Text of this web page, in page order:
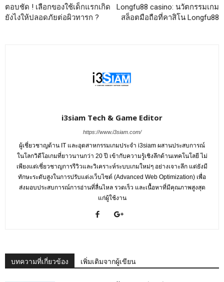
ตอบชัด ! เลือกของใช้เด็กแรกเกิด
ยังไงให้ปลอดภัยต่อผิวทารก ?
Longfu88 casino: นวัตกรรมเกม
สล็อตมือถือที่คาสิโน Longfu88
i3siam Tech & Game Editor
https://www.i3siam.com/
ผู้เชี่ยวชาญด้าน IT และอุตสาหกรรมเกมประจำ i3siam ผสานประสบการณ์
ในโลกวิดีโอเกมที่ยาวนานกว่า 20 ปี เข้ากับความรู้เชิงลึกด้านเทคโนโลยี ไม่
เพียงแต่เชี่ยวชาญการรีวิวและวิเคราะห์ระบบเกมใหม่ๆ อย่างเจาะลึก แต่ยังมี
ทักษะระดับสูงในการปรับแต่งเว็บไซต์ (Advanced Web Optimization) เพื่อ
ส่งมอบประสบการณ์การอ่านที่ลื่นไหล รวดเร็ว และเนื้อหาที่มีคุณภาพสูงสุด
แก่ผู้ใช้งาน
บทความที่เกี่ยวข้อง เพิ่มเติมจากผู้เขียน